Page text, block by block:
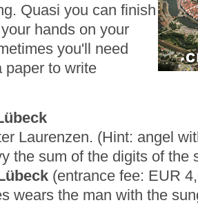
Quasi you can finish
hands on your
you'll need
paper to write
Laurenzen. (Hint: angel
the sum of the digits of the
(entrance fee: EUR
wears the man with the